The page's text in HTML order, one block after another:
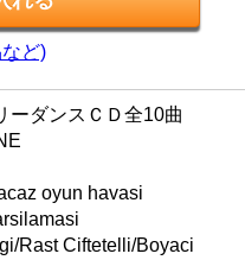
ど)
ダンスＣＤ全10曲
oyun havasi
Rast Ciftetelli/Boyaci